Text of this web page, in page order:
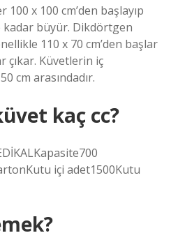
x 100 cm’den başlayıp
kadar büyür. Dikdörtgen
110 x 70 cm’den başlar
çıkar. Küvetlerin iç
cm arasındadır.
kaç cc?
içi adet1500Kutu